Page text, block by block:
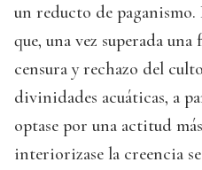
un reducto de
que, una vez superada
censura y rechazo del
divinidades acuáticas, a
optase por una actitud
interiorizase la creencia